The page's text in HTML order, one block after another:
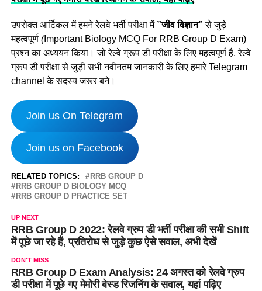
उपरोक्त आर्टिकल में हमने रेलवे भर्ती परीक्षा में”जीव विज्ञान”से जुड़े
महत्वपूर्ण (Important Biology MCQ For RRB Group D Exam)
प्रश्न का अध्ययन किया। जो रेल्वे ग्रूप डी परीक्षा के लिए महत्वपूर्ण है, रेल्वे
ग्रूप डी परीक्षा से जुड़ी सभी नवीनतम जानकारी के लिए हमारे Telegram
channel के सदस्य जरूर बने।
Join us On Telegram
Join us on Facebook
RELATED TOPICS:
RRB GROUP D
RRB GROUP D BIOLOGY MCQ
RRB GROUP D PRACTICE SET
UP NEXT
RRB Group D 2022: रेलवे ग्रुप डी भर्ती परीक्षा की सभी Shift
में पूछे जा रहे हैं, प्रतिरोध से जुड़े कुछ ऐसे सवाल, अभी देखें
DON'T MISS
RRB Group D Exam Analysis: 24 अगस्त को रेलवे ग्रुप
डी परीक्षा में पूछे गए मेमोरी बेस्ड रिजनिंग के सवाल, यहां पढ़िए